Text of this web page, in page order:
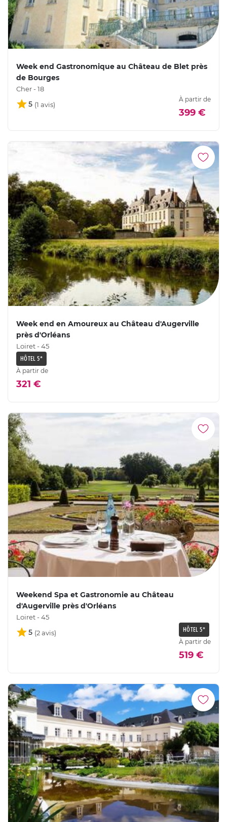
Week end Gastronomique au Château de Blet près
de Bourges
Cher - 18
5
À partir de
399 €
Week end en Amoureux au Château d'Augerville
près d'Orléans
Loiret - 45
HÔTEL 5*
À partir de
321 €
Weekend Spa et Gastronomie au Château
d'Augerville près d'Orléans
Loiret - 45
5 HÔTEL 5*
À partir de
519 €